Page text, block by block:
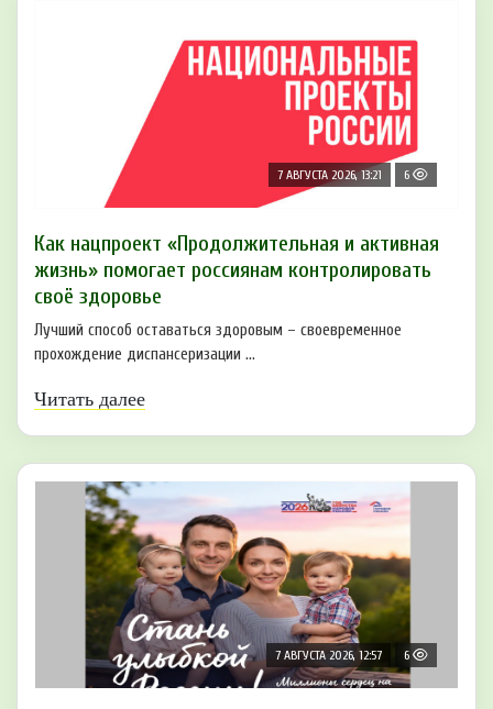
7 АВГУСТА 2026, 13:21 6
Как нацпроект «Продолжительная и активная
жизнь» помогает россиянам контролировать
своё здоровье
Лучший способ оставаться здоровым – своевременное
прохождение диспансеризации ...
Читать далее
7 АВГУСТА 2026, 12:57 6